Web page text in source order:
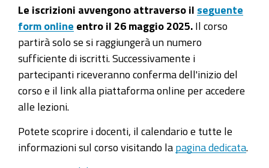
Le iscrizioni avvengono attraverso il seguente
form online entro il 26 maggio 2025. Il corso
partirà solo se si raggiungerà un numero
sufficiente di iscritti. Successivamente i
partecipanti riceveranno conferma dell'inizio del
corso e il link alla piattaforma online per accedere
alle lezioni.
Potete scoprire i docenti, il calendario e tutte le
informazioni sul corso visitando la pagina dedicata